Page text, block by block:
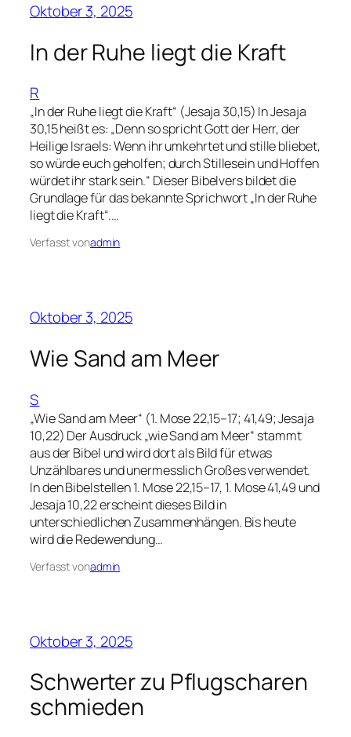
Oktober 3, 2025
In der Ruhe liegt die Kraft
R
„In der Ruhe liegt die Kraft“ (Jesaja 30,15) In Jesaja
30,15 heißt es: „Denn so spricht Gott der Herr, der
Heilige Israels: Wenn ihr umkehrtet und stille bliebet,
so würde euch geholfen; durch Stillesein und Hoffen
würdet ihr stark sein.“ Dieser Bibelvers bildet die
Grundlage für das bekannte Sprichwort „In der Ruhe
liegt die Kraft“.…
Verfasst vonadmin
Oktober 3, 2025
Wie Sand am Meer
S
„Wie Sand am Meer“ (1. Mose 22,15–17; 41,49; Jesaja
10,22) Der Ausdruck „wie Sand am Meer“ stammt
aus der Bibel und wird dort als Bild für etwas
Unzählbares und unermesslich Großes verwendet.
In den Bibelstellen 1. Mose 22,15–17, 1. Mose 41,49 und
Jesaja 10,22 erscheint dieses Bild in
unterschiedlichen Zusammenhängen. Bis heute
wird die Redewendung…
Verfasst vonadmin
Oktober 3, 2025
Schwerter zu Pflugscharen
schmieden